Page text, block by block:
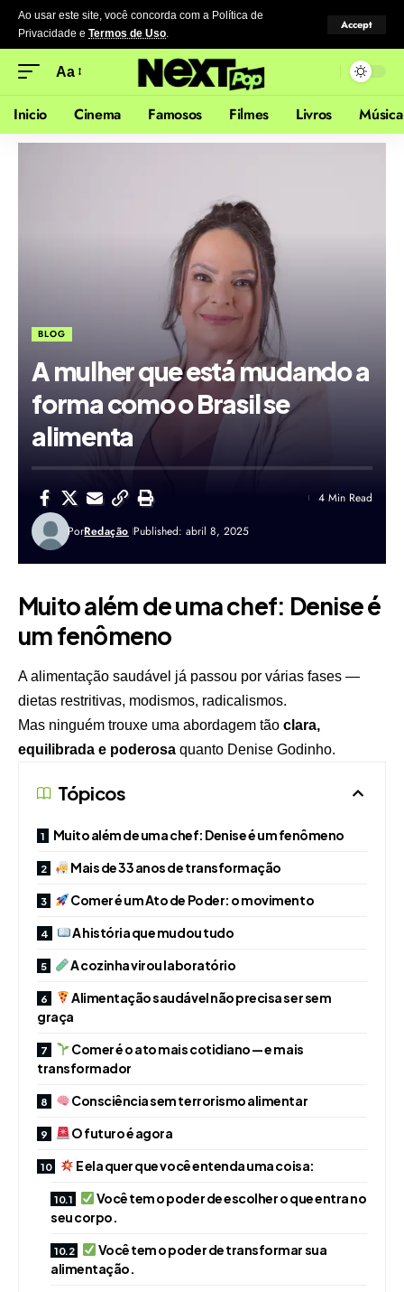
Ao usar este site, você concorda com a Política de
Privacidade e Termos de Uso.
Accept
Aa
Inicio Cinema Famosos Filmes Livros Música
BLOG
A mulher que está mudando a
forma como o Brasil se
alimenta
PorRedação Published: abril 8, 2025
4 Min Read
Muito além de uma chef: Denise é
um fenômeno
A alimentação saudável já passou por várias fases —
dietas restritivas, modismos, radicalismos.
Mas ninguém trouxe uma abordagem tão clara,
equilibrada e poderosa quanto Denise Godinho.
Tópicos
Muito além de uma chef: Denise é um fenômeno
Mais de 33 anos de transformação
Comer é um Ato de Poder: o movimento
A história que mudou tudo
A cozinha virou laboratório
Alimentação saudável não precisa ser sem
graça
Comer é o ato mais cotidiano — e mais
transformador
Consciência sem terrorismo alimentar
O futuro é agora
E ela quer que você entenda uma coisa:
Você tem o poder de escolher o que entra no
seu corpo.
Você tem o poder de transformar sua
alimentação.